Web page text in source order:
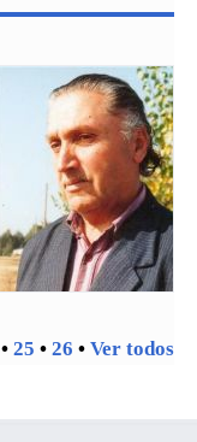
•25 •26 •Ver todos